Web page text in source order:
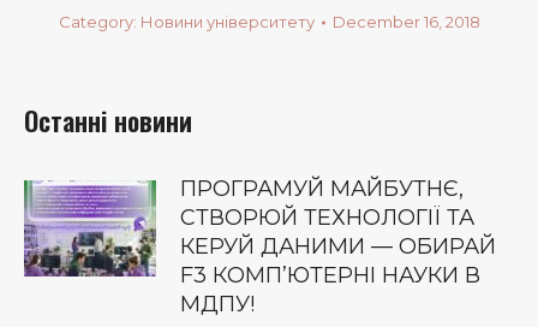
Category: Новини університету December 16, 2018
Останні новини
ПРОГРАМУЙ МАЙБУТНЄ,
СТВОРЮЙ ТЕХНОЛОГІЇ ТА
КЕРУЙ ДАНИМИ — ОБИРАЙ
F3 КОМП’ЮТЕРНІ НАУКИ В
МДПУ!